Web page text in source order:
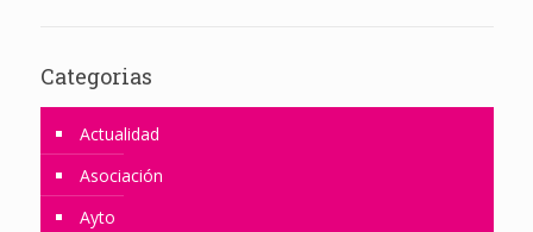
Categorias
Actualidad
Asociación
Ayto